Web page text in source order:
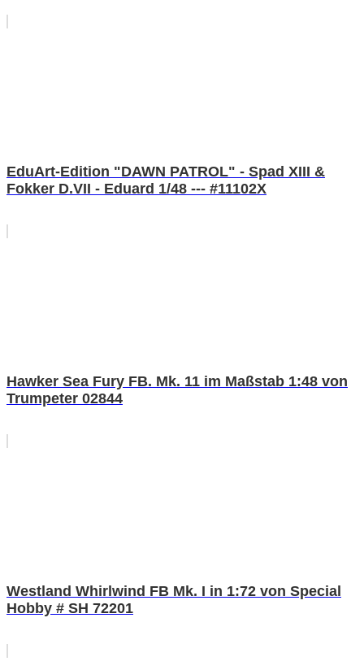
EduArt-Edition "DAWN PATROL" - Spad XIII &
Fokker D.VII - Eduard 1/48 --- #11102X
Hawker Sea Fury FB. Mk. 11 im Maßstab 1:48 von
Trumpeter 02844
Westland Whirlwind FB Mk. I in 1:72 von Special
Hobby # SH 72201